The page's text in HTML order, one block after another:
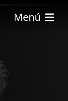
Menú